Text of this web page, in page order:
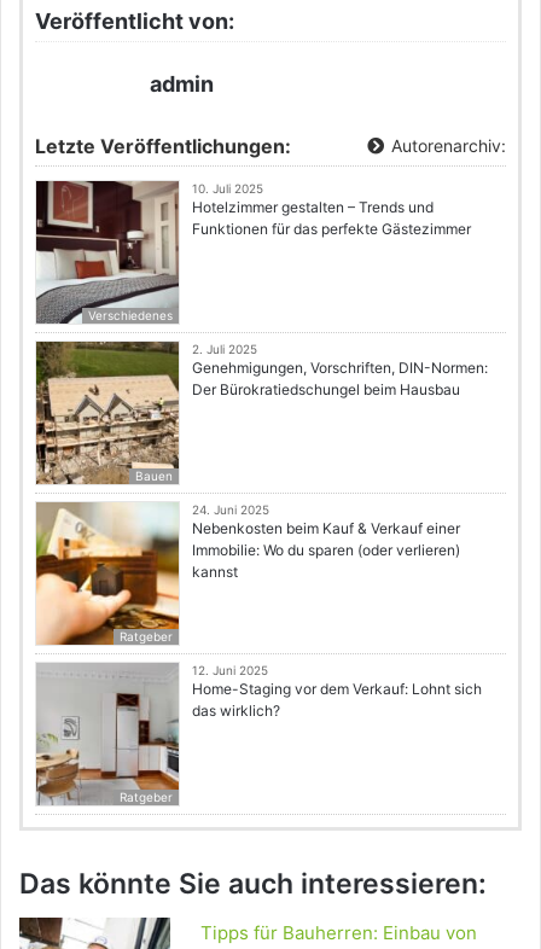
Veröffentlicht von:
admin
Letzte Veröffentlichungen: Autorenarchiv:
Verschiedenes
10. Juli 2025
Hotelzimmer gestalten – Trends und
Funktionen für das perfekte Gästezimmer
Bauen
2. Juli 2025
Genehmigungen, Vorschriften, DIN-Normen:
Der Bürokratiedschungel beim Hausbau
Ratgeber
24. Juni 2025
Nebenkosten beim Kauf & Verkauf einer
Immobilie: Wo du sparen (oder verlieren)
kannst
Ratgeber
12. Juni 2025
Home-Staging vor dem Verkauf: Lohnt sich
das wirklich?
Das könnte Sie auch interessieren:
Tipps für Bauherren: Einbau von